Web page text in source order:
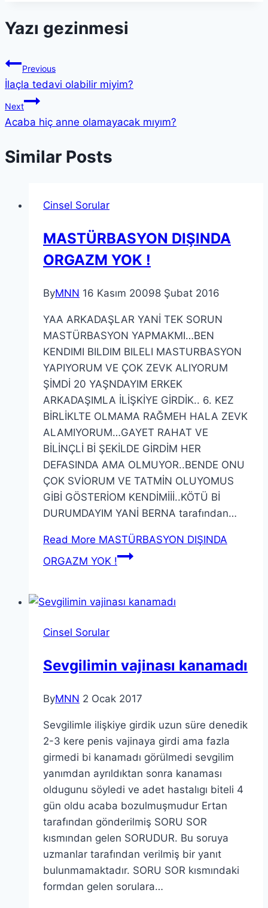
Yazı gezinmesi
Previous
İlaçla tedavi olabilir miyim?
Next
Acaba hiç anne olamayacak mıyım?
Similar Posts
Cinsel Sorular
MASTÜRBASYON DIŞINDA
ORGAZM YOK !
ByMNN 16 Kasım 20098 Şubat 2016
YAA ARKADAŞLAR YANİ TEK SORUN
MASTÜRBASYON YAPMAKMI…BEN
KENDIMI BILDIM BILELI MASTURBASYON
YAPIYORUM VE ÇOK ZEVK ALIYORUM
ŞİMDİ 20 YAŞNDAYIM ERKEK
ARKADAŞIMLA İLİŞKİYE GİRDİK.. 6. KEZ
BİRLİKLTE OLMAMA RAĞMEH HALA ZEVK
ALAMIYORUM…GAYET RAHAT VE
BİLİNÇLİ Bİ ŞEKİLDE GİRDİM HER
DEFASINDA AMA OLMUYOR..BENDE ONU
ÇOK SVİORUM VE TATMİN OLUYOMUS
GİBİ GÖSTERİOM KENDİMİİİ..KÖTÜ Bİ
DURUMDAYIM YANİ BERNA tarafından…
Read More MASTÜRBASYON DIŞINDA
ORGAZM YOK !
Cinsel Sorular
Sevgilimin vajinası kanamadı
ByMNN 2 Ocak 2017
Sevgilimle ilişkiye girdik uzun süre denedik
2-3 kere penis vajinaya girdi ama fazla
girmedi bi kanamadı görülmedi sevgilim
yanımdan ayrıldıktan sonra kanaması
oldugunu söyledi ve adet hastalıgı biteli 4
gün oldu acaba bozulmuşmudur Ertan
tarafından gönderilmiş SORU SOR
kısmından gelen SORUDUR. Bu soruya
uzmanlar tarafından verilmiş bir yanıt
bulunmamaktadır. SORU SOR kısmındaki
formdan gelen sorulara…